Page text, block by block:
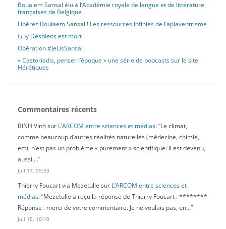
Boualem Sansal élu à l’Académie royale de langue et de littérature
françaises de Belgique
Libérez Boulaem Sansal ! Les ressources infinies de l’aplaventrisme
Guy Desbiens est mort
Opération #JeLisSansal
« Castoriadis, penser l’époque » une série de podcasts sur le site
Hérétiques
Commentaires récents
BINH Vinhsur L’ARCOM entre sciences et médias: “Le climat,
comme beaucoup d’autres réalités naturelles (médecine, chimie,
ect), n’est pas un problème « purement » scientifique: il est devenu,
aussi,…”
Juil 17, 09:53
Thierry Foucart via Mezetulle sur L’ARCOM entre sciences et
médias: “Mezetulle a reçu la réponse de Thierry Foucart : ********
Réponse : merci de votre commentaire. Je ne voulais pas, en…”
Juil 15, 10:10